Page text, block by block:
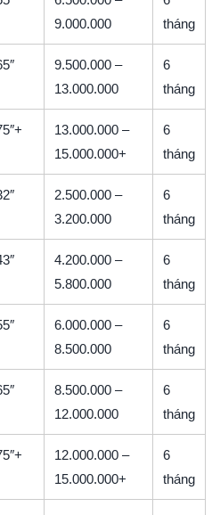
9.000.000
tháng
9.500.000 –
13.000.000
6
tháng
13.000.000 –
15.000.000+
6
tháng
2.500.000 –
3.200.000
6
tháng
4.200.000 –
5.800.000
6
tháng
6.000.000 –
8.500.000
6
tháng
8.500.000 –
12.000.000
6
tháng
12.000.000 –
15.000.000+
6
tháng